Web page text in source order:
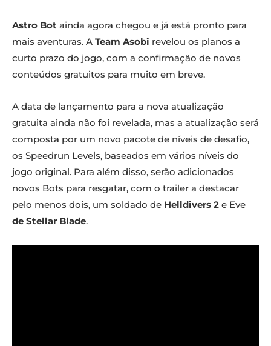
Astro Bot ainda agora chegou e já está pronto para
mais aventuras. A Team Asobi revelou os planos a
curto prazo do jogo, com a confirmação de novos
conteúdos gratuitos para muito em breve.
A data de lançamento para a nova atualização
gratuita ainda não foi revelada, mas a atualização será
composta por um novo pacote de níveis de desafio,
os Speedrun Levels, baseados em vários níveis do
jogo original. Para além disso, serão adicionados
novos Bots para resgatar, com o trailer a destacar
pelo menos dois, um soldado de Helldivers 2 e Eve
de Stellar Blade.